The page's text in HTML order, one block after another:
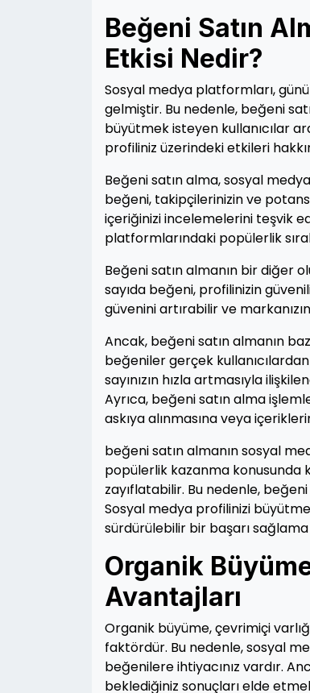
Beğeni Satın
Etkisi Nedir?
Sosyal medya platformları,
gelmiştir. Bu nedenle, beğeni
büyütmek isteyen kullanıcılar
profiliniz üzerindeki etkileri
Beğeni satın alma, sosyal
beğeni, takipçilerinizin ve
içeriğinizi incelemelerini teşvik
platformlarındaki popülerlik
Beğeni satın almanın bir diğer
sayıda beğeni, profilinizin
güvenini artırabilir ve
Ancak, beğeni satın almanın
beğeniler gerçek
sayınızın hızla artmasıyla
Ayrıca, beğeni satın alma
askıya alınmasına veya
beğeni satın almanın sosyal
popülerlik kazanma konusunda
zayıflatabilir. Bu nedenle,
Sosyal medya profilinizi
sürdürülebilir bir başarı
Organik
Avantajları
Organik büyüme, çevrimiçi
faktördür. Bu nedenle, sosyal
beğenilere ihtiyacınız vardır.
beklediğiniz sonuçları elde